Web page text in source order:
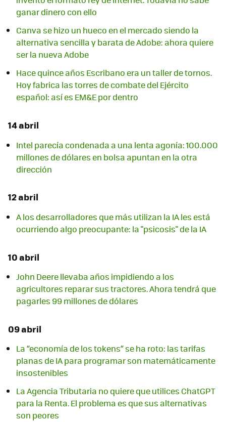
ganar dinero con ello
Canva se hizo un hueco en el mercado siendo la
alternativa sencilla y barata de Adobe: ahora quiere
ser la nueva Adobe
Hace quince años Escribano era un taller de tornos.
Hoy fabrica las torres de combate del Ejército
español: así es EM&E por dentro
14 abril
Intel parecía condenada a una lenta agonía: 100.000
millones de dólares en bolsa apuntan en la otra
dirección
12 abril
A los desarrolladores que más utilizan la IA les está
ocurriendo algo preocupante: la "psicosis" de la IA
10 abril
John Deere llevaba años impidiendo a los
agricultores reparar sus tractores. Ahora tendrá que
pagarles 99 millones de dólares
09 abril
La “economía de los tokens” se ha roto: las tarifas
planas de IA para programar son matemáticamente
insostenibles
La Agencia Tributaria no quiere que utilices ChatGPT
para la Renta. El problema es que sus alternativas
son peores